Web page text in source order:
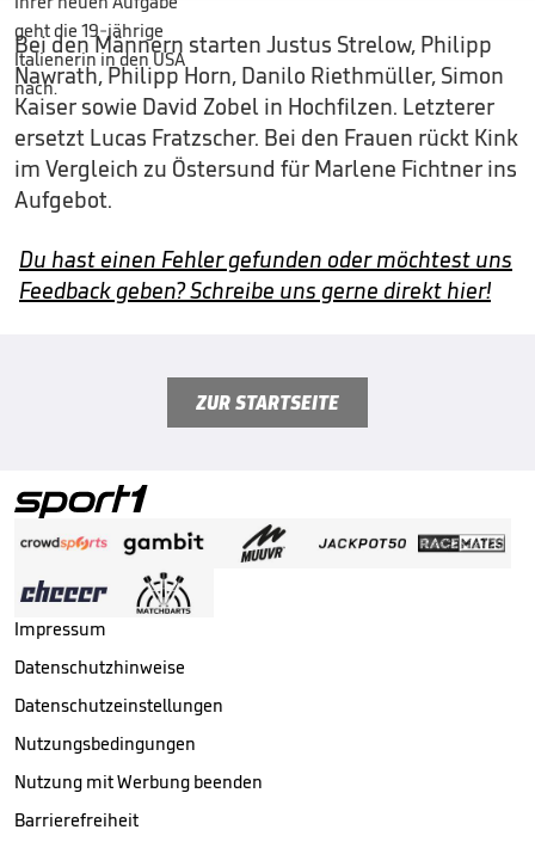
Bei den Männern starten Justus Strelow, Philipp
Nawrath, Philipp Horn, Danilo Riethmüller, Simon
Kaiser sowie David Zobel in Hochfilzen. Letzterer
ersetzt Lucas Fratzscher. Bei den Frauen rückt Kink
im Vergleich zu Östersund für Marlene Fichtner ins
Aufgebot.
Du hast einen Fehler gefunden oder möchtest uns
Feedback geben? Schreibe uns gerne direkt hier!
ZUR STARTSEITE
Impressum
Datenschutzhinweise
Datenschutzeinstellungen
Nutzungsbedingungen
Nutzung mit Werbung beenden
Barrierefreiheit